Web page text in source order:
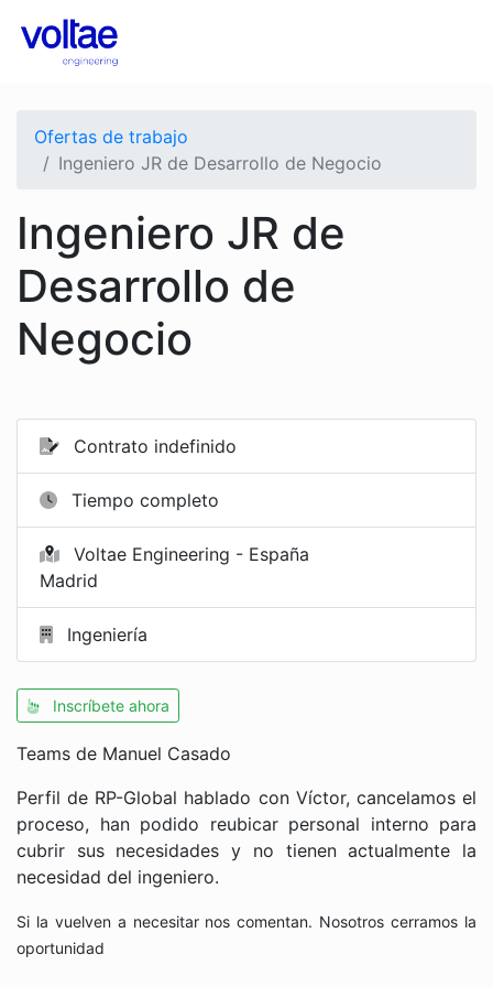
Ofertas de trabajo
Ingeniero JR de Desarrollo de Negocio
Ingeniero JR de
Desarrollo de
Negocio
Contrato indefinido
Tiempo completo
Voltae Engineering - España
Madrid
Ingeniería
Inscríbete ahora
Teams de Manuel Casado
Perfil de RP-Global hablado con Víctor, cancelamos el
proceso, han podido reubicar personal interno para
cubrir sus necesidades y no tienen actualmente la
necesidad del ingeniero.
Si la vuelven a necesitar nos comentan. Nosotros cerramos la
oportunidad